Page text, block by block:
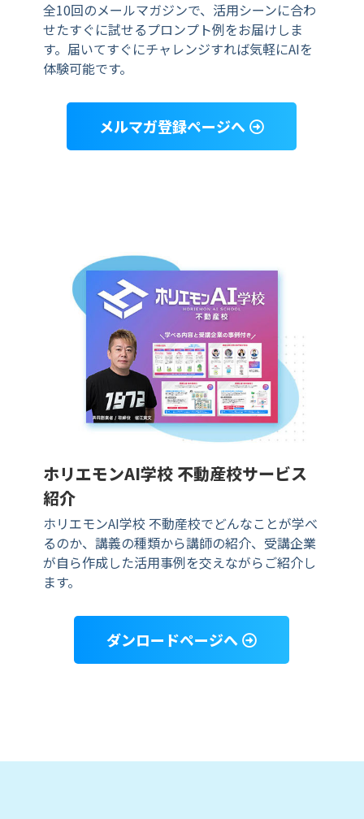
全10回のメールマガジンで、活用シーンに合わ
せたすぐに試せるプロンプト例をお届けしま
す。届いてすぐにチャレンジすれば気軽にAIを
体験可能です。
メルマガ登録ページへ
ホリエモンAI学校 不動産校サービス
紹介
ホリエモンAI学校 不動産校でどんなことが学べ
るのか、講義の種類から講師の紹介、受講企業
が自ら作成した活用事例を交えながらご紹介し
ます。
ダンロードページへ